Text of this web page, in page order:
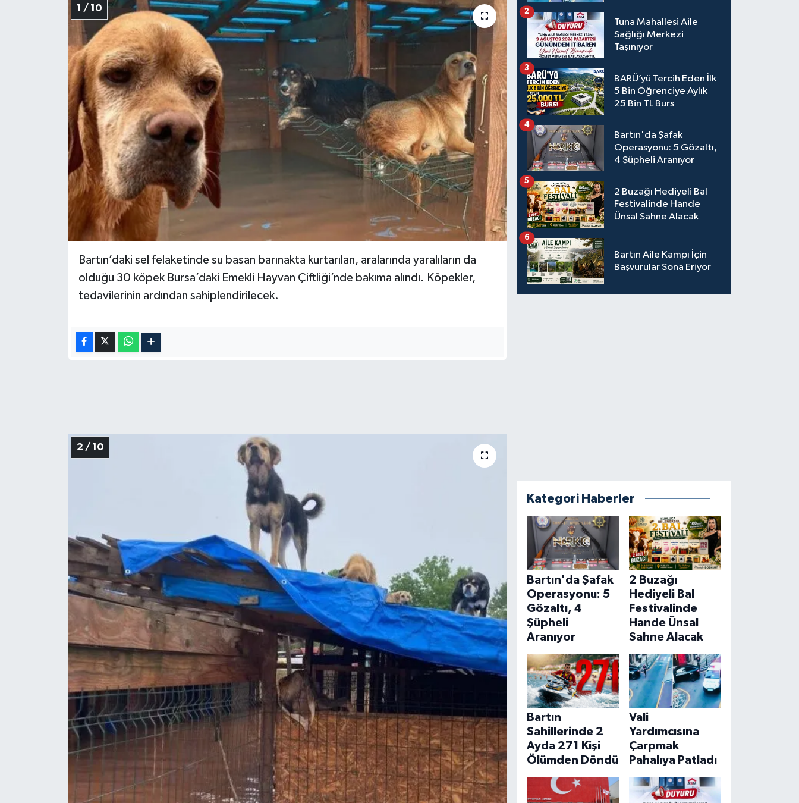
1 / 10
Bartın’daki sel felaketinde su basan barınakta kurtarılan, aralarında yaralıların da
olduğu 30 köpek Bursa’daki Emekli Hayvan Çiftliği’nde bakıma alındı. Köpekler,
tedavilerinin ardından sahiplendirilecek.
2 / 10
Tuna Mahallesi Aile
Sağlığı Merkezi
Taşınıyor
2
BARÜ’yü Tercih Eden İlk
5 Bin Öğrenciye Aylık
25 Bin TL Burs
3
Bartın'da Şafak
Operasyonu: 5 Gözaltı,
4 Şüpheli Aranıyor
4
2 Buzağı Hediyeli Bal
Festivalinde Hande
Ünsal Sahne Alacak
5
Bartın Aile Kampı İçin
Başvurular Sona Eriyor
6
Kategori Haberler
Bartın'da Şafak
Operasyonu: 5
Gözaltı, 4
Şüpheli
Aranıyor
2 Buzağı
Hediyeli Bal
Festivalinde
Hande Ünsal
Sahne Alacak
Bartın
Sahillerinde 2
Ayda 271 Kişi
Ölümden Döndü
Vali
Yardımcısına
Çarpmak
Pahalıya Patladı
Yerel Yönetimler